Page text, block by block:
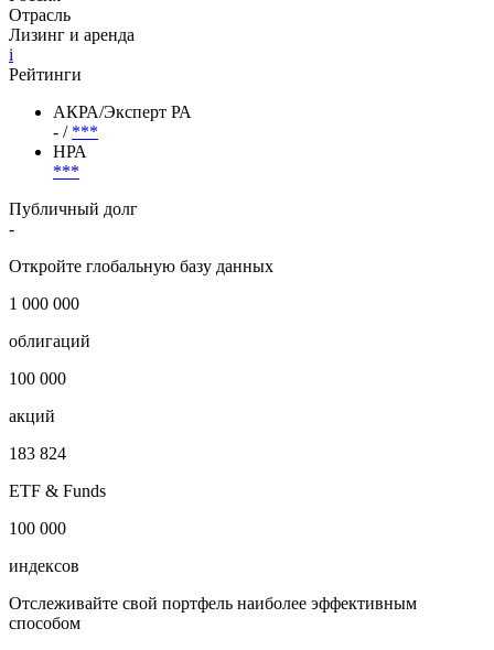
Отрасль
Лизинг и аренда
i
Рейтинги
АКРА/Эксперт РА
- / ***
НРА
***
Публичный долг
-
Откройте глобальную базу данных
1 000 000
облигаций
100 000
акций
183 824
ETF & Funds
100 000
индексов
Отслеживайте свой портфель наиболее эффективным
способом